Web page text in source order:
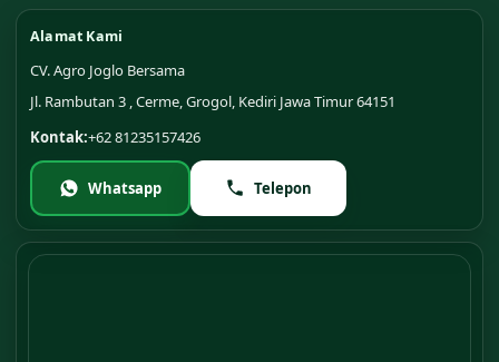
Alamat Kami
CV. Agro Joglo Bersama
Jl. Rambutan 3 , Cerme, Grogol, Kediri Jawa Timur 64151
Kontak:+62 81235157426
Whatsapp Telepon